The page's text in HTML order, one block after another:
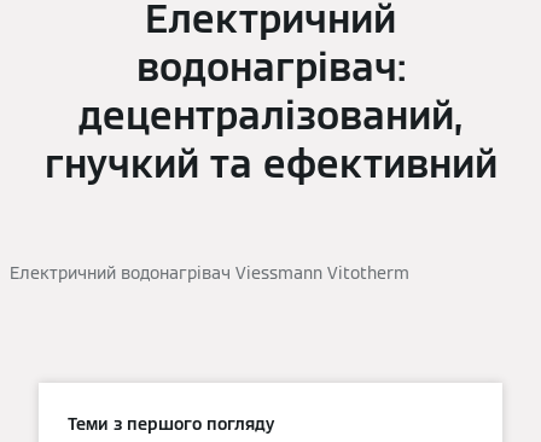
Електричний
водонагрівач:
децентралізований,
гнучкий та ефективний
Електричний водонагрівач Viessmann Vitotherm
Теми з першого погляду